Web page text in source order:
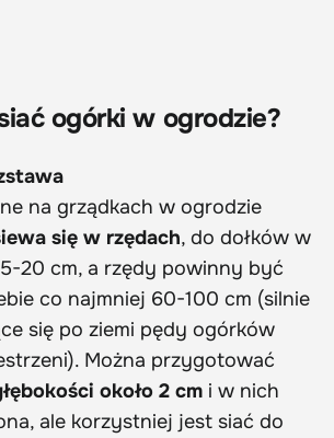
ogórki w ogrodzie?
na grządkach w ogrodzie
się w rzędach, do dołków w
20 cm, a rzędy powinny być
co najmniej 60-100 cm (silnie
się po ziemi pędy ogórków
Można przygotować
około 2 cm i w nich
ale korzystniej jest siać do